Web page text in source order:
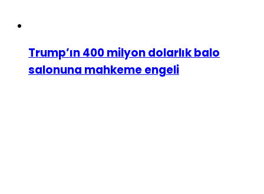
Trump’ın 400 milyon dolarlık balo
salonuna mahkeme engeli